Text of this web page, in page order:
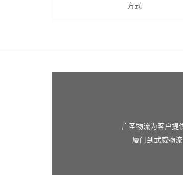
方式
广圣物流为客户提
厦门到武威物